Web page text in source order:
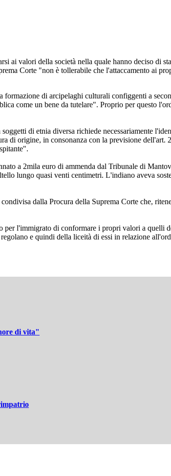
ai valori della società nella quale hanno deciso di
Corte "non è tollerabile che l'attaccamento ai
formazione di arcipelaghi culturali configgenti a
come un bene da tutelare". Proprio per questo
di etnia diversa richiede necessariamente
di origine, in consonanza con la previsione
a 2mila euro di ammenda dal Tribunale di
lungo quasi venti centimetri. L'indiano aveva
dalla Procura della Suprema Corte che,
l'immigrato di conformare i propri valori a quelli
e quindi della liceità di essi in relazione
di vita"